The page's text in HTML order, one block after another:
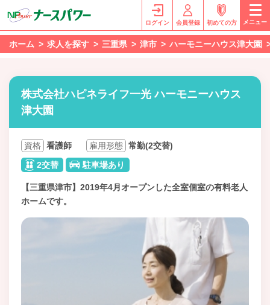
ログイン 会員登録 初めての方 メニュー
ホーム 求人を探す 三重県 津市 ハーモニーハウス津大園
株式会社ハピネライフ一光 ハーモニーハウス
津大園
資格 看護師 雇用形態 常勤(2交替)
2交替
駐車場あり
【三重県津市】2019年4月オープンした全室個室の有料老人
ホームです。